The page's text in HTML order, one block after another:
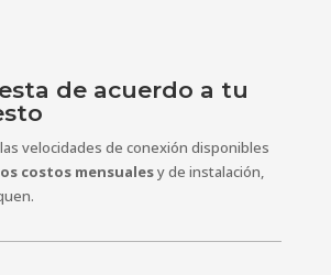
de acuerdo a tu
velocidades de conexión disponibles
costos mensualesy de instalación,